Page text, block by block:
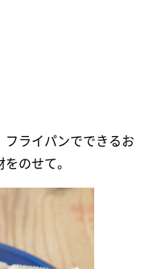
フライパンでできるお
のせて。